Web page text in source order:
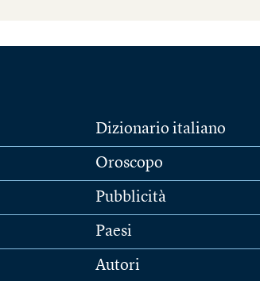
Dizionario italiano
Oroscopo
Pubblicità
Paesi
Autori